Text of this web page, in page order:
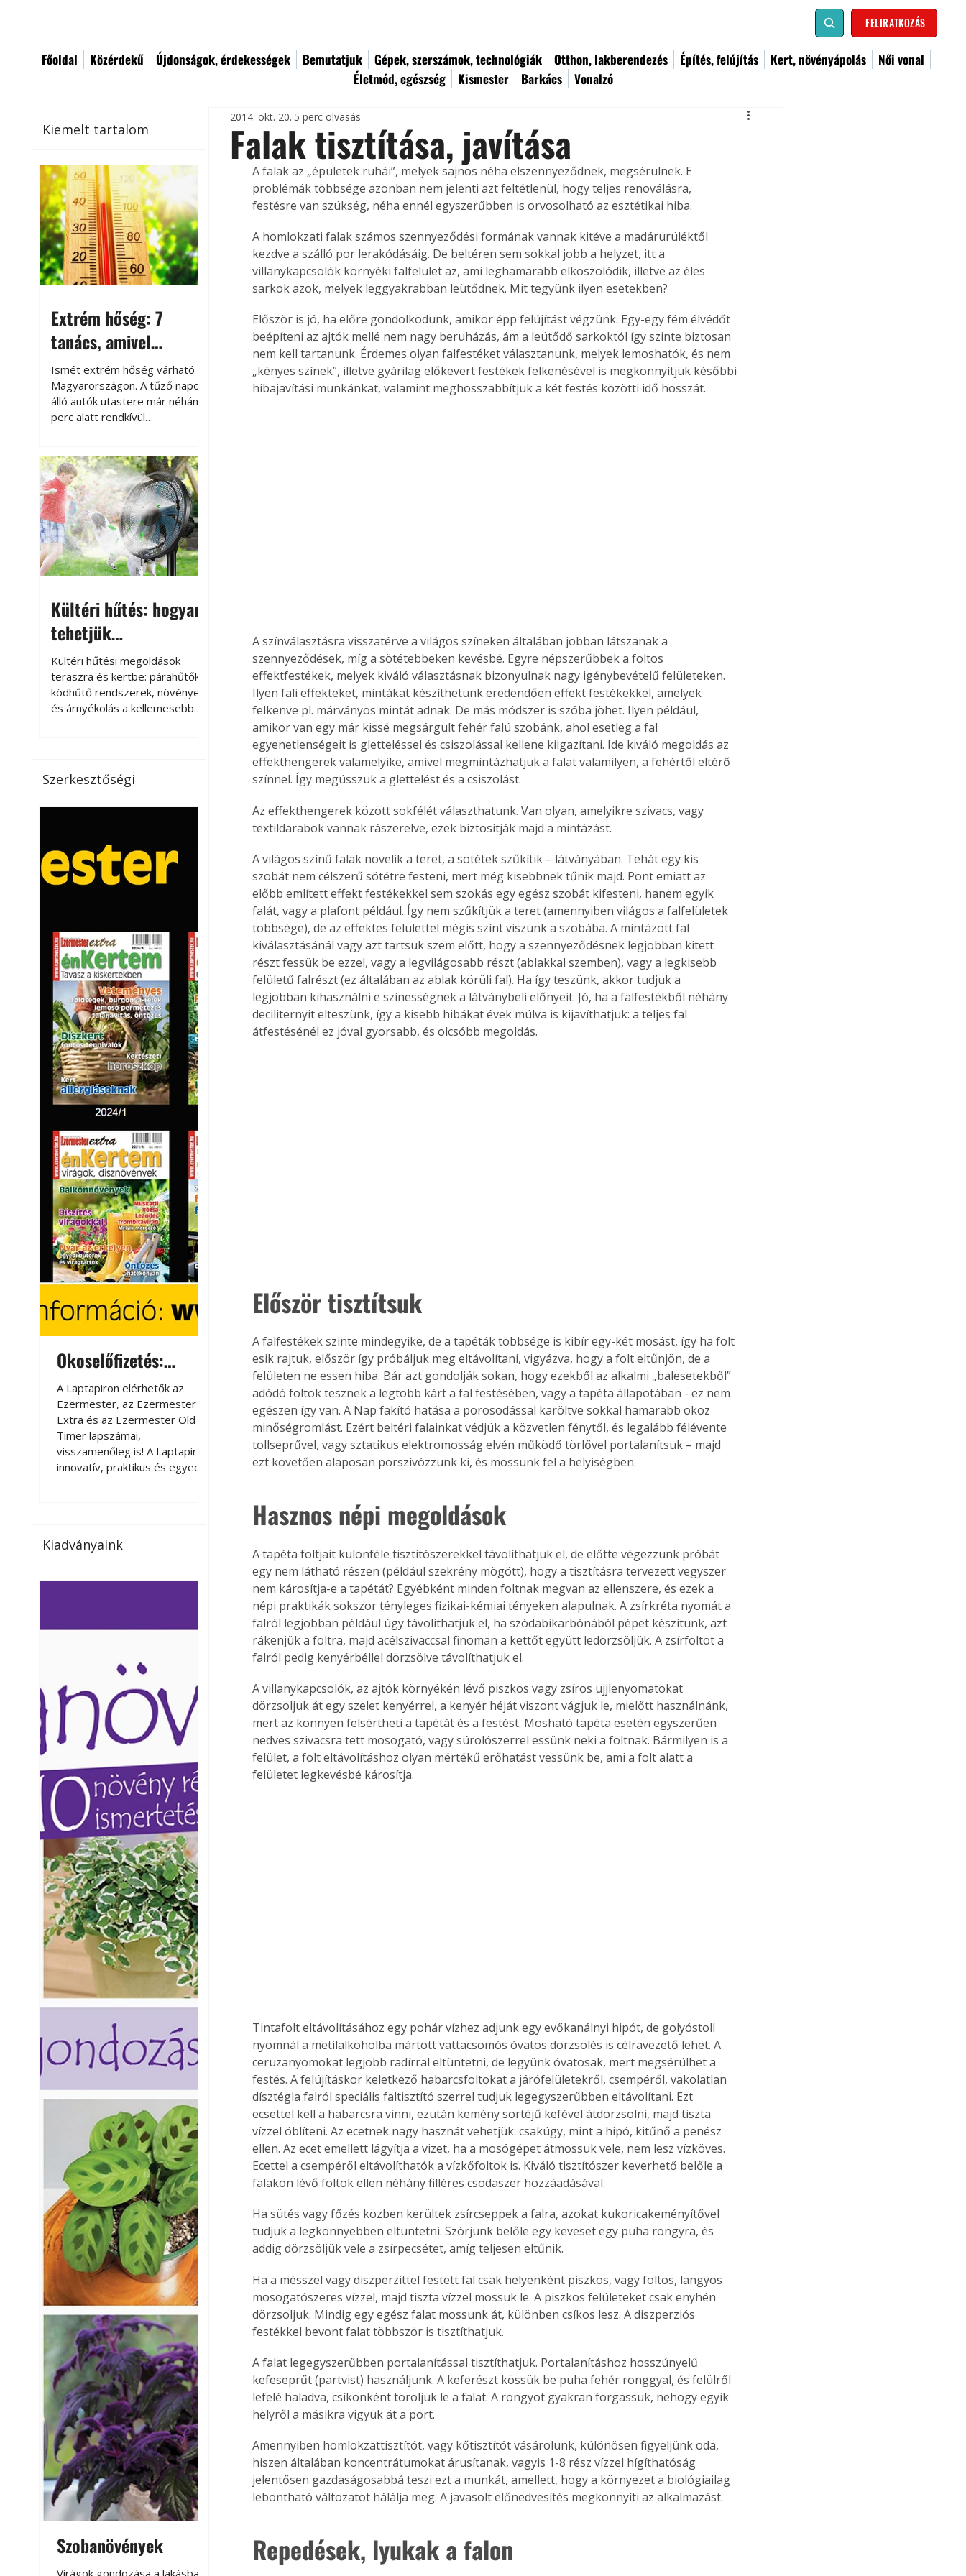
FELIRATKOZÁS
Főoldal Közérdekű Újdonságok, érdekességek Bemutatjuk Gépek, szerszámok, technológiák Otthon, lakberendezés Építés, felújítás Kert, növényápolás
Női vonal
Életmód, egészség
Kismester Barkács Vonalzó
Kiemelt tartalom
Extrém hőség: 7
tanács, amivel
megóvhatjuk
autónkat a nyári
károktól
Ismét extrém hőség várható
Magyarországon. A tűző napon
álló autók utastere már néhány
perc alatt rendkívül
megközelítheti. Ez nemcsak a
beszállást teszi kellemetlenné,
hanem az autó állapotára és a
benne hagyott tárgyakra is
káros hatással lehet. Néhány
egyszerű óvintézkedéssel
azonban jelentősen
csökkenthetjük a hőség káros
Kültéri hűtés: hogyan
tehetjük
kellemesebbé a
teraszt és a kertet?
Kültéri hűtési megoldások
teraszra és kertbe: párahűtők,
ködhűtő rendszerek, növények
és árnyékolás a kellemesebb
jelentőséget kapott, ahogy a
nyári hőhullámok gyakoribbá és
a megoldást a meleg ellen, ma
már egyre többen keresnek
olyan kültéri hűtési
vendégl
Szerkesztőségi
Okoselőfizetés:
Ezermester Extra
A Laptapiron elérhetők az
Ezermester, az Ezermester
Extra és az Ezermester Old
Timer lapszámai,
visszamenőleg is! A Laptapir új,
innovatív, praktikus és egyedi
az otthonában, útközben vagy
elérhetők lapszámaink. Bárhol,
Okoselőfizetés
A Laptapiron elérhetők az
Ezermester, az Ezermester
Extra és az Ezermester Old
Timer lapszámai,
visszamenőleg is! A Laptapir új,
innovatív, praktikus és egyedi
számítógépen, okostelefonon
vagy táblagépen. Kényelmesen
nyaralás, pihenés alatt is
elérhetők lapszámaink. Bárhol,
bármikor, akár külföldön élve
vagy dolgozva is olvashatók az
Ezermester lapszámai. A
Laptapir kényelmes megoldás,
mert: – t
Együtt jobban megéri!
Bővebb információ itt!
Együtt jobban megéri! A
könyvek tetszőleges
párosítással kedvezményes
áron, 0 Ft postaköltséggel
megrendelhetők!
Kiadványaink
Szobanövények
Virágoskert: kertben,
teraszon, lakásban
Gyógyító növények: a
természet kincsei az
Falak tisztítása, javítása
2014. okt. 20. 5 perc olvasás
A falak az „épületek ruhái”, melyek sajnos néha elszennyeződnek, megsérülnek. E
problémák többsége azonban nem jelenti azt feltétlenül, hogy teljes renoválásra,
festésre van szükség, néha ennél egyszerűbben is orvosolható az esztétikai hiba.
A homlokzati falak számos szennyeződési formának vannak kitéve a madárürüléktől
kezdve a szálló por lerakódásáig. De beltéren sem sokkal jobb a helyzet, itt a
villanykapcsolók környéki falfelület az, ami leghamarabb elkoszolódik, illetve az éles
sarkok azok, melyek leggyakrabban leütődnek. Mit tegyünk ilyen esetekben?
Először is jó, ha előre gondolkodunk, amikor épp felújítást végzünk. Egy-egy fém élvédőt
beépíteni az ajtók mellé nem nagy beruházás, ám a leütődő sarkoktól így szinte biztosan
nem kell tartanunk. Érdemes olyan falfestéket választanunk, melyek lemoshatók, és nem
„kényes színek”, illetve gyárilag előkevert festékek felkenésével is megkönnyítjük későbbi
hibajavítási munkánkat, valamint meghosszabbítjuk a két festés közötti idő hosszát.
A színválasztásra visszatérve a világos színeken általában jobban látszanak a
szennyeződések, míg a sötétebbeken kevésbé. Egyre népszerűbbek a foltos
effektfestékek, melyek kiváló választásnak bizonyulnak nagy igénybevételű felületeken.
Ilyen fali effekteket, mintákat készíthetünk eredendően effekt festékekkel, amelyek
felkenve pl. márványos mintát adnak. De más módszer is szóba jöhet. Ilyen például,
amikor van egy már kissé megsárgult fehér falú szobánk, ahol esetleg a fal
egyenetlenségeit is gletteléssel és csiszolással kellene kiigazítani. Ide kiváló megoldás az
effekthengerek valamelyike, amivel megmintázhatjuk a falat valamilyen, a fehértől eltérő
színnel. Így megússzuk a glettelést és a csiszolást.
Az effekthengerek között sokfélét választhatunk. Van olyan, amelyikre szivacs, vagy
textildarabok vannak rászerelve, ezek biztosítják majd a mintázást.
A világos színű falak növelik a teret, a sötétek szűkítik – látványában. Tehát egy kis
szobát nem célszerű sötétre festeni, mert még kisebbnek tűnik majd. Pont emiatt az
előbb említett effekt festékekkel sem szokás egy egész szobát kifesteni, hanem egyik
falát, vagy a plafont például. Így nem szűkítjük a teret (amennyiben világos a falfelületek
többsége), de az effektes felülettel mégis színt viszünk a szobába. A mintázott fal
kiválasztásánál vagy azt tartsuk szem előtt, hogy a szennyeződésnek legjobban kitett
részt fessük be ezzel, vagy a legvilágosabb részt (ablakkal szemben), vagy a legkisebb
felületű falrészt (ez általában az ablak körüli fal). Ha így teszünk, akkor tudjuk a
legjobban kihasználni e színességnek a látványbeli előnyeit. Jó, ha a falfestékből néhány
deciliternyit elteszünk, így a kisebb hibákat évek múlva is kijavíthatjuk: a teljes fal
átfestésénél ez jóval gyorsabb, és olcsóbb megoldás.
Először tisztítsuk
A falfestékek szinte mindegyike, de a tapéták többsége is kibír egy-két mosást, így ha folt
esik rajtuk, először így próbáljuk meg eltávolítani, vigyázva, hogy a folt eltűnjön, de a
felületen ne essen hiba. Bár azt gondolják sokan, hogy ezekből az alkalmi „balesetekből”
adódó foltok tesznek a legtöbb kárt a fal festésében, vagy a tapéta állapotában - ez nem
egészen így van. A Nap fakító hatása a porosodással karöltve sokkal hamarabb okoz
minőségromlást. Ezért beltéri falainkat védjük a közvetlen fénytől, és legalább félévente
tollseprűvel, vagy sztatikus elektromosság elvén működő törlővel portalanítsuk – majd
ezt követően alaposan porszívózzunk ki, és mossunk fel a helyiségben.
Hasznos népi megoldások
A tapéta foltjait különféle tisztítószerekkel távolíthatjuk el, de előtte végezzünk próbát
egy nem látható részen (például szekrény mögött), hogy a tisztításra tervezett vegyszer
nem károsítja-e a tapétát? Egyébként minden foltnak megvan az ellenszere, és ezek a
népi praktikák sokszor tényleges fizikai-kémiai tényeken alapulnak. A zsírkréta nyomát a
falról legjobban például úgy távolíthatjuk el, ha szódabikarbónából pépet készítünk, azt
rákenjük a foltra, majd acélszivaccsal finoman a kettőt együtt ledörzsöljük. A zsírfoltot a
falról pedig kenyérbéllel dörzsölve távolíthatjuk el.
A villanykapcsolók, az ajtók környékén lévő piszkos vagy zsíros ujjlenyomatokat
dörzsöljük át egy szelet kenyérrel, a kenyér héját viszont vágjuk le, mielőtt használnánk,
mert az könnyen felsértheti a tapétát és a festést. Mosható tapéta esetén egyszerűen
nedves szivacsra tett mosogató, vagy súrolószerrel essünk neki a foltnak. Bármilyen is a
felület, a folt eltávolításhoz olyan mértékű erőhatást vessünk be, ami a folt alatt a
felületet legkevésbé károsítja.
Tintafolt eltávolításához egy pohár vízhez adjunk egy evőkanálnyi hipót, de golyóstoll
nyomnál a metilalkoholba mártott vattacsomós óvatos dörzsölés is célravezető lehet. A
ceruzanyomokat legjobb radírral eltüntetni, de legyünk óvatosak, mert megsérülhet a
festés. A felújításkor keletkező habarcsfoltokat a járófelületekről, csempéről, vakolatlan
dísztégla falról speciális faltisztító szerrel tudjuk legegyszerűbben eltávolítani. Ezt
ecsettel kell a habarcsra vinni, ezután kemény sörtéjű kefével átdörzsölni, majd tiszta
vízzel öblíteni. Az ecetnek nagy hasznát vehetjük: csakúgy, mint a hipó, kitűnő a penész
ellen. Az ecet emellett lágyítja a vizet, ha a mosógépet átmossuk vele, nem lesz vízköves.
Ecettel a csempéről eltávolíthatók a vízkőfoltok is. Kiváló tisztítószer keverhető belőle a
falakon lévő foltok ellen néhány filléres csodaszer hozzáadásával.
Ha sütés vagy főzés közben kerültek zsírcseppek a falra, azokat kukoricakeményítővel
tudjuk a legkönnyebben eltüntetni. Szórjunk belőle egy keveset egy puha rongyra, és
addig dörzsöljük vele a zsírpecsétet, amíg teljesen eltűnik.
Ha a mésszel vagy diszperzittel festett fal csak helyenként piszkos, vagy foltos, langyos
mosogatószeres vízzel, majd tiszta vízzel mossuk le. A piszkos felületeket csak enyhén
dörzsöljük. Mindig egy egész falat mossunk át, különben csíkos lesz. A diszperziós
festékkel bevont falat többször is tisztíthatjuk.
A falat legegyszerűbben portalanítással tisztíthatjuk. Portalanításhoz hosszúnyelű
kefeseprűt (partvist) használjunk. A keferészt kössük be puha fehér ronggyal, és felülről
lefelé haladva, csíkonként töröljük le a falat. A rongyot gyakran forgassuk, nehogy egyik
helyről a másikra vigyük át a port.
Amennyiben homlokzattisztítót, vagy kőtisztítót vásárolunk, különösen figyeljünk oda,
hiszen általában koncentrátumokat árusítanak, vagyis 1-8 rész vízzel hígíthatóság
jelentősen gazdaságosabbá teszi ezt a munkát, amellett, hogy a környezet a biológiailag
lebontható változatot hálálja meg. A javasolt előnedvesítés megkönnyíti az alkalmazást.
Repedések, lyukak a falon